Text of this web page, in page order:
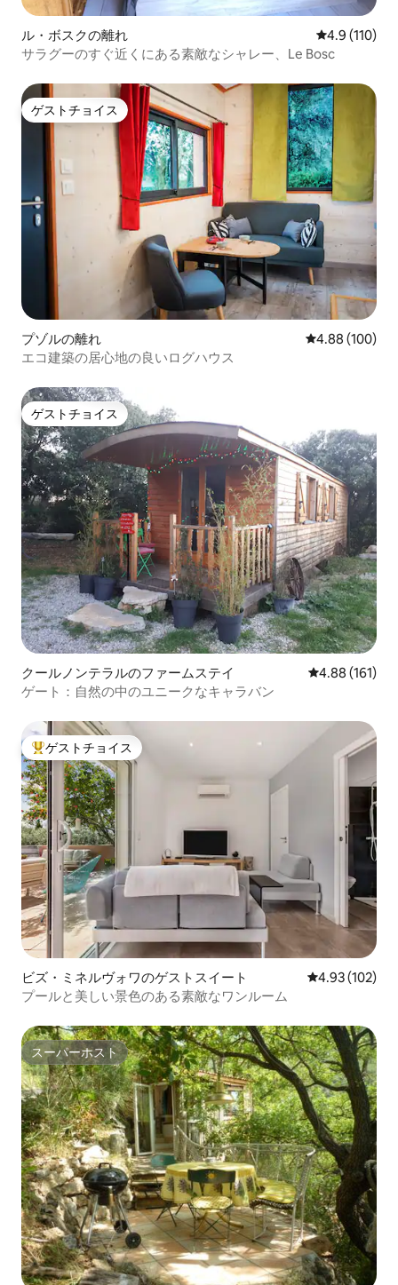
ル・ボスクの離れ レビュー110
4.9 (110)
サラグーのすぐ近くにある素敵なシャレー、Le Bosc
ゲストチョイス
ゲストチョイス
プゾルの離れ レビュー100
4.88 (100)
エコ建築の居心地の良いログハウス
ゲストチョイス
ゲストチョイス
クールノンテラルのファームステイ レビュー161
4.88 (161)
ゲート：自然の中のユニークなキャラバン
大好評のゲストチョイスです。
ゲストチョイス
ビズ・ミネルヴォワのゲストスイート レビュー102
4.93 (102)
プールと美しい景色のある素敵なワンルーム
スーパーホスト
スーパーホスト